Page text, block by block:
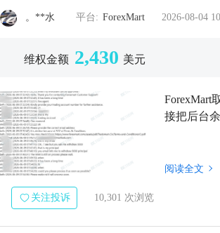
。**水 平台: ForexMart 2026-08-04
维权金额 2,430 美元
ForexMart
接把后台
阅读全文
关注投诉 10,301 次浏览